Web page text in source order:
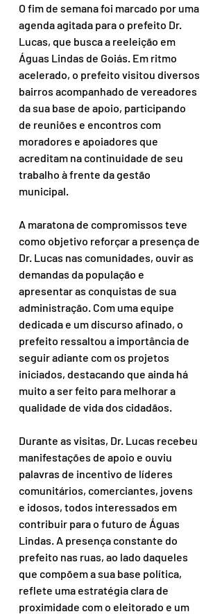
O fim de semana foi marcado por uma
agenda agitada para o prefeito Dr.
Lucas, que busca a reeleição em
Águas Lindas de Goiás. Em ritmo
acelerado, o prefeito visitou diversos
bairros acompanhado de vereadores
da sua base de apoio, participando
de reuniões e encontros com
moradores e apoiadores que
acreditam na continuidade de seu
trabalho à frente da gestão
municipal.
A maratona de compromissos teve
como objetivo reforçar a presença de
Dr. Lucas nas comunidades, ouvir as
demandas da população e
apresentar as conquistas de sua
administração. Com uma equipe
dedicada e um discurso afinado, o
prefeito ressaltou a importância de
seguir adiante com os projetos
iniciados, destacando que ainda há
muito a ser feito para melhorar a
qualidade de vida dos cidadãos.
Durante as visitas, Dr. Lucas recebeu
manifestações de apoio e ouviu
palavras de incentivo de líderes
comunitários, comerciantes, jovens
e idosos, todos interessados em
contribuir para o futuro de Águas
Lindas. A presença constante do
prefeito nas ruas, ao lado daqueles
que compõem a sua base política,
reflete uma estratégia clara de
proximidade com o eleitorado e um